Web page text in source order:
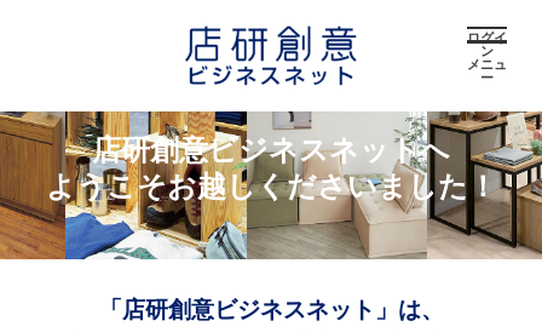
ログイ
ン
メニュ
ー
店研創意ビジネスネットへ
ようこそお越しくださいました！
「店研創意ビジネスネット」は、